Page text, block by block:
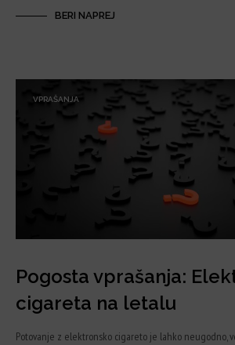
BERI NAPREJ
VPRAŠANJA
Pogosta vprašanja:
cigareta na letalu
Potovanje z elektronsko cigareto je lahko neugodno,